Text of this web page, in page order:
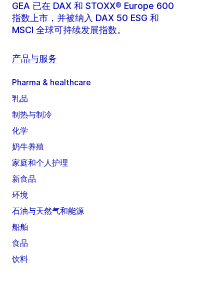
GEA 已在 DAX 和 STOXX® Europe 600
指数上市，并被纳入 DAX 50 ESG 和
MSCI 全球可持续发展指数。
产品与服务
Pharma & healthcare
乳品
制热与制冷
化学
奶牛养殖
家庭和个人护理
新食品
环境
石油与天然气和能源
船舶
食品
饮料